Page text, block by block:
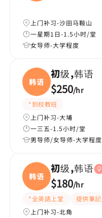
上门补习-沙田马鞍山
一星期1日-1.5小时/堂
女导师-大学程度
韩语
初级,韩语
$250/hr
*到校教班
上门补习-大埔
一三五-1.5小时/堂
男导师/女导师-大学程度
韩语
初级,韩语
$180/hr
*全英語上堂 提供筆記
上门补习-北角